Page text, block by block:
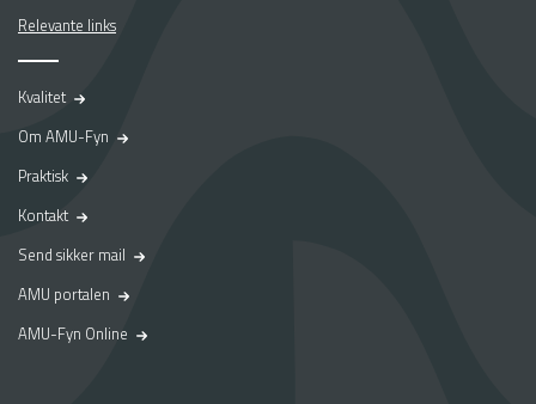
Relevante links
Kvalitet
Om AMU-Fyn
Praktisk
Kontakt
Send sikker mail
AMU portalen
AMU-Fyn Online